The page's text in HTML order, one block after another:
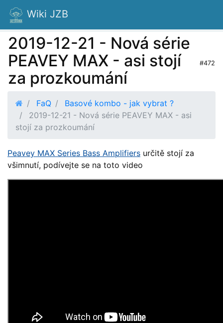
Wiki JZB
2019-12-21 - Nová série
PEAVEY MAX - asi stojí
za prozkoumání
#472
FaQ
Basové kombo - jak vybrat ?
2019-12-21 - Nová série PEAVEY MAX - asi
stojí za prozkoumání
Peavey MAX Series Bass Amplifiers určitě stojí za
všimnutí, podívejte se na toto video